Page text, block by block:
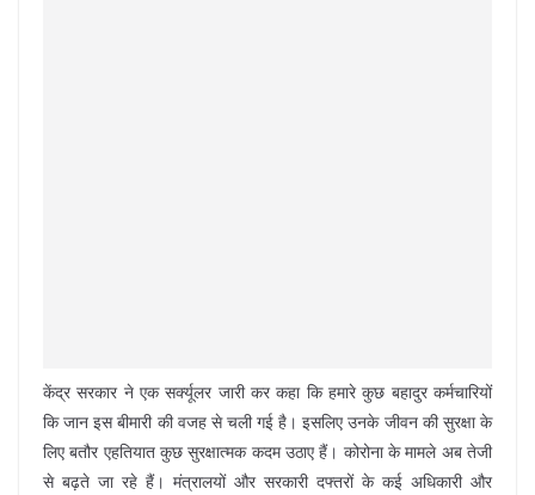
केंद्र सरकार ने एक सर्क्यूलर जारी कर कहा कि हमारे कुछ बहादुर कर्मचारियों
कि जान इस बीमारी की वजह से चली गई है। इसलिए उनके जीवन की सुरक्षा के
लिए बतौर एहतियात कुछ सुरक्षात्मक कदम उठाए हैं। कोरोना के मामले अब तेजी
से बढ़ते जा रहे हैं। मंत्रालयों और सरकारी दफ्तरों के कई अधिकारी और